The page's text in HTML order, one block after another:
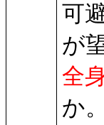
可
が
全
か。